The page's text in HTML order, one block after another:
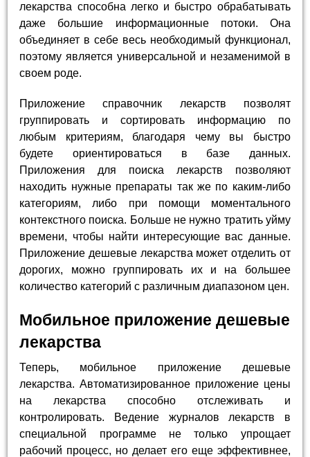
лекарства способна легко и быстро обрабатывать
даже большие информационные потоки. Она
объединяет в себе весь необходимый функционал,
поэтому является универсальной и незаменимой в
своем роде.
Приложение справочник лекарств позволят
группировать и сортировать информацию по
любым критериям, благодаря чему вы быстро
будете ориентироваться в базе данных.
Приложения для поиска лекарств позволяют
находить нужные препараты так же по каким-либо
категориям, либо при помощи моментального
контекстного поиска. Больше не нужно тратить уйму
времени, чтобы найти интересующие вас данные.
Приложение дешевые лекарства может отделить от
дорогих, можно группировать их и на большее
количество категорий с различным диапазоном цен.
Мобильное приложение дешевые
лекарства
Теперь, мобильное приложение дешевые
лекарства. Автоматизированное приложение цены
на лекарства способно отслеживать и
контролировать. Ведение журналов лекарств в
специальной программе не только упрощает
рабочий процесс, но делает его еще эффективнее,